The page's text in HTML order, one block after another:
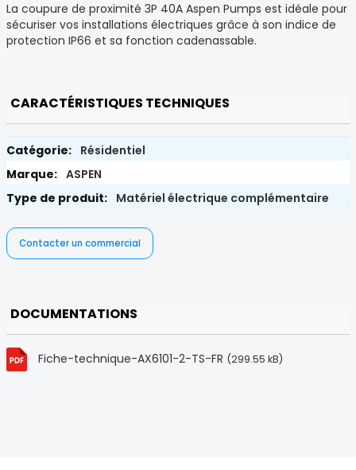
La coupure de proximité 3P 40A Aspen Pumps est idéale pour
sécuriser vos installations électriques grâce à son indice de
protection IP66 et sa fonction cadenassable.
CARACTÉRISTIQUES TECHNIQUES
Résidentiel
ASPEN
Matériel électrique complémentaire
Contacter un commercial
DOCUMENTATIONS
Fiche-technique-AX6101-2-TS-FR (299.55 kB)